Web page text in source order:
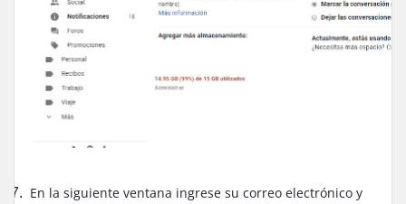
7. En la siguiente ventana ingrese su correo electrónico y